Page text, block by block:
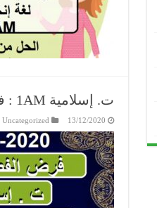
ت. إسلامية 1AM : فرض الفصل الأول مرفق بالحل من إعداد : تعليم كوم
13/12/2020
Uncategorized